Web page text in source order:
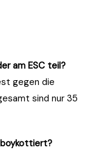
am ESC teil?
gegen die
sind nur 35
boykottiert?